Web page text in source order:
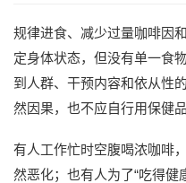
规律进食、减少过量咖啡因
定身体状态，但没有单一食
到人群、干预内容和依从性
然因果，也不应自行用保健
有人工作忙时空腹喝浓咖啡
然恶化；也有人为了“吃得健